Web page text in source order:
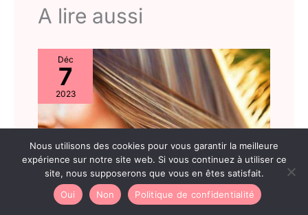
A lire aussi
Déc
7
2023
Nous utilisons des cookies pour vous garantir la meilleure
expérience sur notre site web. Si vous continuez à utiliser ce
site, nous supposerons que vous en êtes satisfait.
Oui
Non Politique de confidentialité